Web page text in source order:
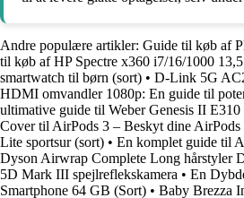
Andre populære artikler: Guide til køb af
til køb af HP Spectre x360 i7/16/1000
smartwatch til børn (sort) • D-Link 5G
HDMI omvandler 1080p: En guide til
ultimative guide til Weber Genesis II
Cover til AirPods 3 – Beskyt dine AirPods
Lite sportsur (sort) • En komplet guide til
Dyson Airwrap Complete Long hårstyler
5D Mark III spejlreflekskamera • En
Smartphone 64 GB (Sort) • Baby Brezza